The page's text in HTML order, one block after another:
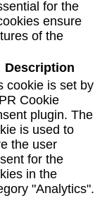
for the
ensure
of the
Description
cookie is set by
Cookie
plugin. The
is used to
the user
for the
in the
"Analytics".